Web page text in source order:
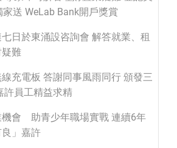
送 WeLab Bank開戶獎賞
日於東涌設咨詢會 解答就業、租
難
充電板 答謝同事風雨同行 頒發三
許員工精益求精
機會 助青少年職場實戰 連續6年
」嘉許